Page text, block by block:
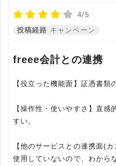
4/5
投稿経路 キャンペーン
freee会計との連携
【役立った機能面】証憑書類
【操作性・使いやすさ】直
すい。
【他のサービスとの連携面(
使用していないので、わから